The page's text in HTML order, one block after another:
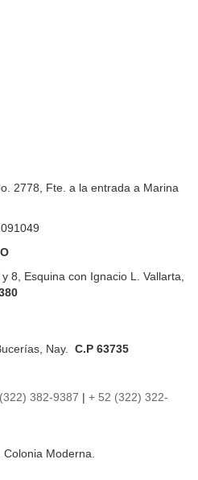
2778, Fte. a la entrada a Marina
8, Esquina con Ignacio L. Vallarta,
Nay. C.P 63735
382-9387 | + 52 (322) 322-
Moderna.